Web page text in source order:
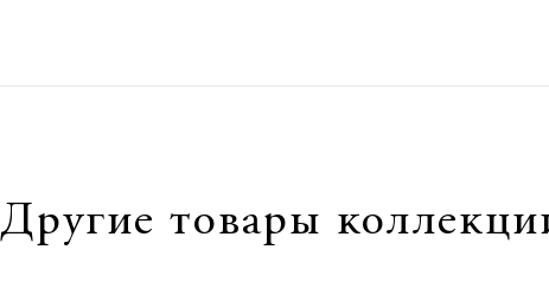
Другие товары